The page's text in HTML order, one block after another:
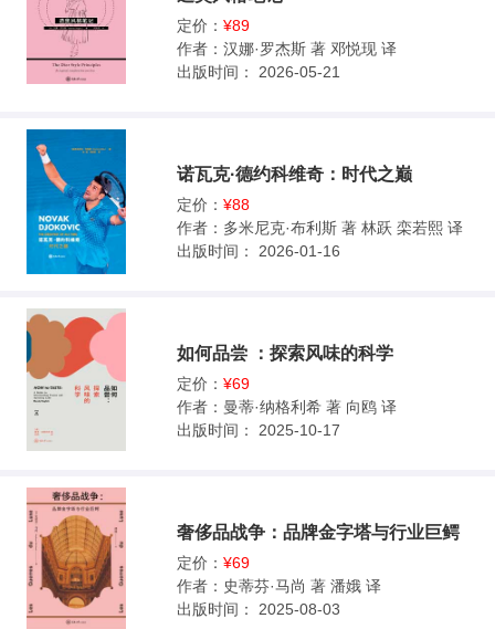
定价： ¥89
作者： 汉娜·罗杰斯 著 邓悦现 译
出版时间：
2026-05-21
诺瓦克·德约科维奇：时代之巅
定价： ¥88
作者： 多米尼克·布利斯 著 林跃 栾若熙 译
出版时间：
2026-01-16
如何品尝 ：探索风味的科学
定价： ¥69
作者： 曼蒂·纳格利希 著 向鸥 译
出版时间：
2025-10-17
奢侈品战争：品牌金字塔与行业巨鳄
定价： ¥69
作者： 史蒂芬·马尚 著 潘娥 译
出版时间：
2025-08-03